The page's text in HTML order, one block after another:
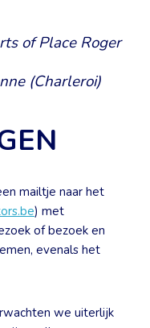
of Place Roger
(Charleroi)
mailtje naar het
) met
of bezoek en
evenals het
we uiterlijk